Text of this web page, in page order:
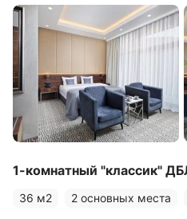
1-комнатный "классик"
36 м2 2 основных места